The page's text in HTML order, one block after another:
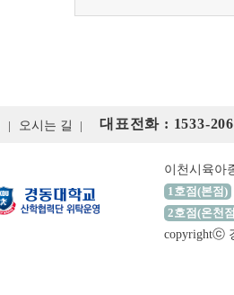
오시는 길 대표전화 : 1533-
이천시육아
1호점(본점)
2호점(온천
copyrightⓒ